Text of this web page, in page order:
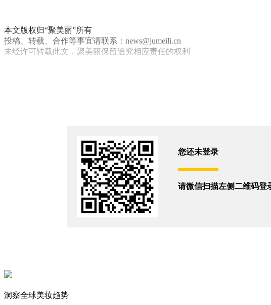
本文版权归“聚美丽”所有
投稿、转载、合作等事宜请联系：news@jumeili.cn
未经许可转载此文，聚美丽保留追究相应责任的权利
打开微信扫码登录
珀莱雅二代接任花知晓董事长
2026/6/1
珀莱雅并表花知晓，年销冲150亿？
您还未登录
请微信扫描左侧二维码登
洞察全球美妆趋势